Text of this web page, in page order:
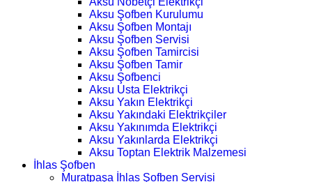
Aksu Şofben Kurulumu
Aksu Şofben Montajı
Aksu Şofben Servisi
Aksu Şofben Tamircisi
Aksu Şofben Tamir
Aksu Şofbenci
Aksu Usta Elektrikçi
Aksu Yakın Elektrikçi
Aksu Yakındaki Elektrikçiler
Aksu Yakınımda Elektrikçi
Aksu Yakınlarda Elektrikçi
Aksu Toptan Elektrik Malzemesi
İhlas Şofben
Muratpaşa İhlas Şofben Servisi